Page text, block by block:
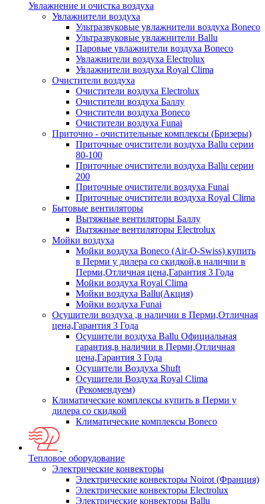
Увлажнение и очистка воздуха
Увлажнители воздуха
Ультразвуковые увлажнители воздуха Boneco
Ультразвуковые увлажнители Ballu
Паровые увлажнители воздуха Boneco
Увлажнители воздуха Electrolux
Увлажнители воздуха Royal Clima
Очистители воздуха
Очистители воздуха Electrolux
Очистители воздуха Баллу
Очистители воздуха Boneco
Очистители воздуха Funai
Приточно - очистительные комплексы (Бризеры)
Приточные очистители воздуха Ballu серии
80-100
Приточные очистители воздуха Ballu серии
200
Приточные очистители воздуха Funai
Приточные очистители воздуха Royal Clima
Бытовые вентиляторы
Вытяжные вентиляторы Баллу
Вытяжные вентиляторы Electrolux
Мойки воздуха
Мойки воздуха Boneco (Air-O-Swiss) купить
в Перми у дилера со скидкой,в наличии в
Перми,Отличная цена,Гарантия 3 Года
Мойки воздуха Royal Clima
Мойки воздуха Ballu(Акция)
Мойки воздуха Funai
Осушители воздуха ,в наличии в Перми,Отличная
цена,Гарантия 3 Года
Осушители воздуха Ballu Официальная
гарантия,в наличии в Перми,Отличная
цена,Гарантия 3 Года
Осушители Воздуха Shuft
Осушители Воздуха Royal Clima
(Рекомендуем)
Климатические комплексы купить в Перми у
дилера со скидкой
Климатические комплексы Boneсo
Тепловое оборудование
Электрические конвекторы
Электрические конвекторы Noirot (Франция)
Электрические конвекторы Electrolux
Электрические конвекторы Ballu